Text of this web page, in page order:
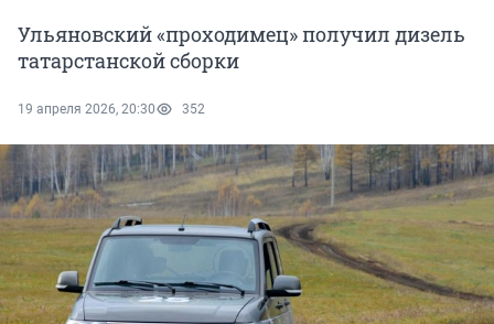
Ульяновский «проходимец» получил дизель
татарстанской сборки
19 апреля 2026, 20:30 352